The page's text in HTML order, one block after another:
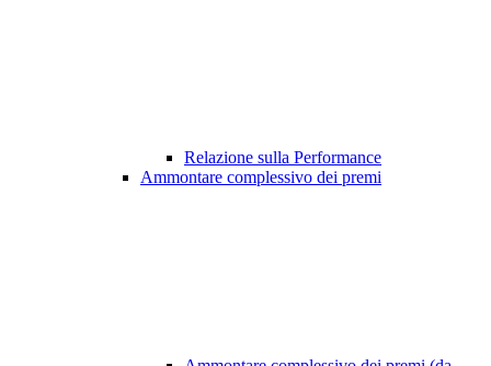
Relazione sulla Performance
Ammontare complessivo dei premi